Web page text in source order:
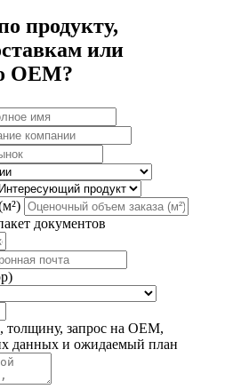
продукту,
или
OEM?
документов
запрос на OEM,
данных и ожидаемый план